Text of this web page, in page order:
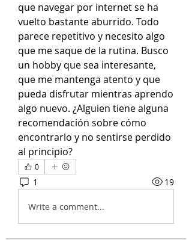
que navegar por internet se ha
vuelto bastante aburrido. Todo
parece repetitivo y necesito algo
que me saque de la rutina. Busco
un hobby que sea interesante,
que me mantenga atento y que
pueda disfrutar mientras aprendo
algo nuevo. ¿Alguien tiene alguna
recomendación sobre cómo
encontrarlo y no sentirse perdido
al principio?
0
1 19
Write a comment...